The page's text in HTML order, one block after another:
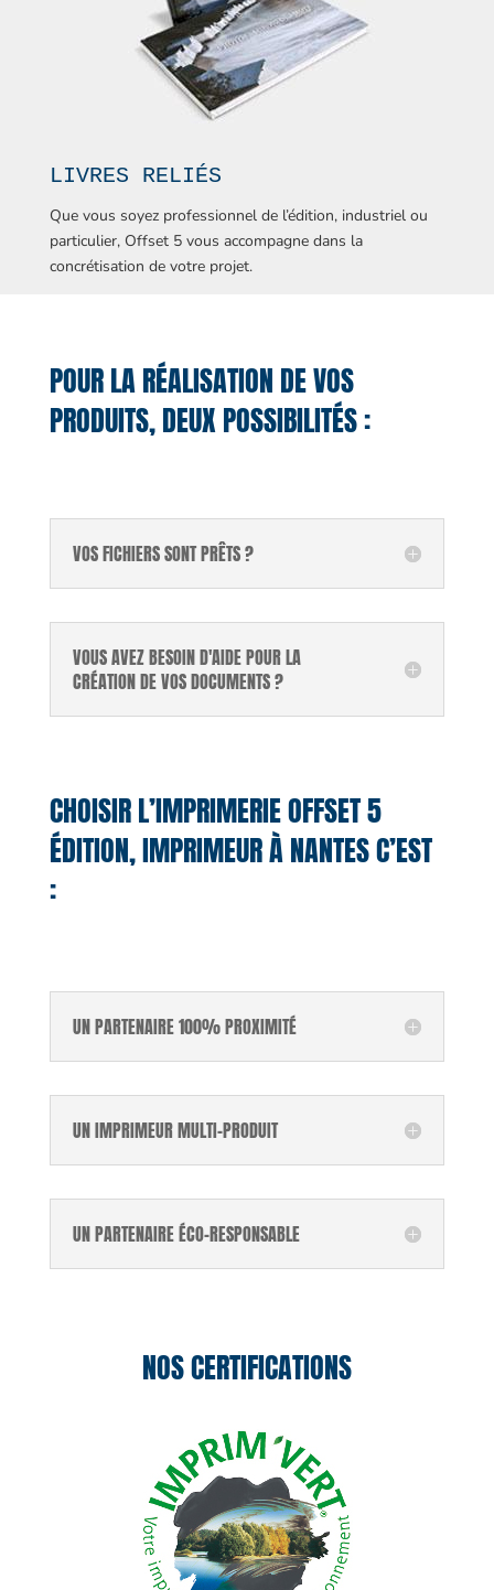
LIVRES RELIÉS
Que vous soyez professionnel de l’édition, industriel ou
particulier, Offset 5 vous accompagne dans la
concrétisation de votre projet.
POUR LA RÉALISATION DE VOS
PRODUITS, DEUX POSSIBILITÉS :
VOS FICHIERS SONT PRÊTS ?
VOUS AVEZ BESOIN D'AIDE POUR LA
CRÉATION DE VOS DOCUMENTS ?
CHOISIR L’IMPRIMERIE OFFSET 5
ÉDITION, IMPRIMEUR À NANTES C’EST
:
UN PARTENAIRE 100% PROXIMITÉ
UN IMPRIMEUR MULTI-PRODUIT
UN PARTENAIRE ÉCO-RESPONSABLE
NOS CERTIFICATIONS